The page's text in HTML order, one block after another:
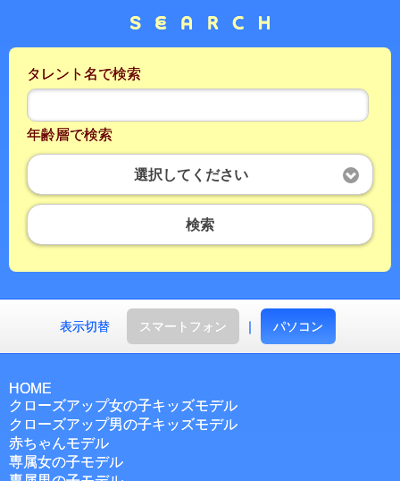
タレント名で検索
年齢層で検索
選択してください
検索
表示切替 スマートフォン ｜ パソコン
HOME
クローズアップ女の子キッズモデル
クローズアップ男の子キッズモデル
赤ちゃんモデル
専属女の子モデル